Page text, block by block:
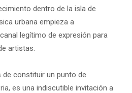
dentro de la isla de
urbana empieza a
legítimo de expresión para
artistas.
de constituir un punto de
es una indiscutible invitación a